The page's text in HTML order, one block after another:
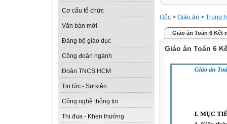
Cơ cấu tổ chức
Văn bản mới
Đảng bộ giáo dục
Công đoàn ngành
Đoàn TNCS HCM
Tin tức - Sự kiện
Công nghệ thông tin
Thi đua - Khen thưởng
Gốc > Giáo án > Trung
Giáo án Toán 6 Kết
Giáo án Toán 6